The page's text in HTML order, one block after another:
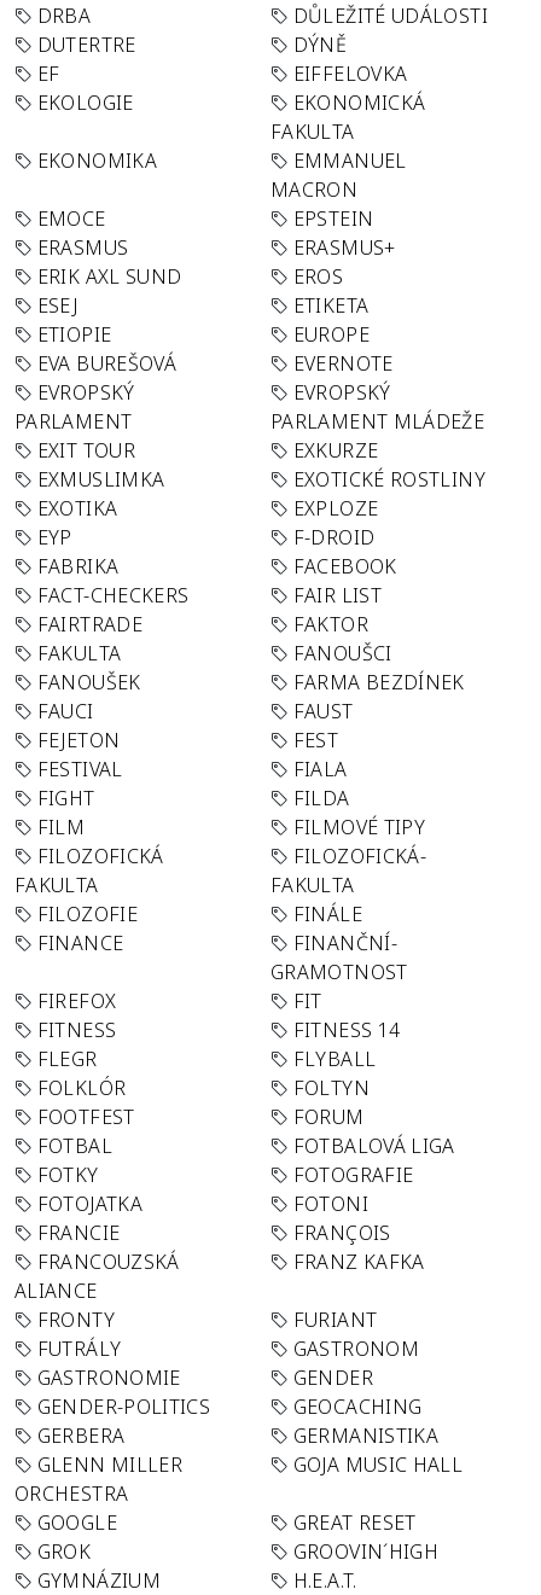
DRBA
DŮLEŽITÉ UDÁLOSTI
DUTERTRE
DÝNĚ
EF
EIFFELOVKA
EKOLOGIE
EKONOMICKÁ
FAKULTA
EKONOMIKA
EMMANUEL
MACRON
EMOCE
EPSTEIN
ERASMUS
ERASMUS+
ERIK AXL SUND
EROS
ESEJ
ETIKETA
ETIOPIE
EUROPE
EVA BUREŠOVÁ
EVERNOTE
EVROPSKÝ
PARLAMENT
EVROPSKÝ
PARLAMENT MLÁDEŽE
EXIT TOUR
EXKURZE
EXMUSLIMKA
EXOTICKÉ ROSTLINY
EXOTIKA
EXPLOZE
EYP
F-DROID
FABRIKA
FACEBOOK
FACT-CHECKERS
FAIR LIST
FAIRTRADE
FAKTOR
FAKULTA
FANOUŠCI
FANOUŠEK
FARMA BEZDÍNEK
FAUCI
FAUST
FEJETON
FEST
FESTIVAL
FIALA
FIGHT
FILDA
FILM
FILMOVÉ TIPY
FILOZOFICKÁ
FAKULTA
FILOZOFICKÁ-
FAKULTA
FILOZOFIE
FINÁLE
FINANCE
FINANČNÍ-
GRAMOTNOST
FIREFOX
FIT
FITNESS
FITNESS 14
FLEGR
FLYBALL
FOLKLÓR
FOLTYN
FOOTFEST
FORUM
FOTBAL
FOTBALOVÁ LIGA
FOTKY
FOTOGRAFIE
FOTOJATKA
FOTONI
FRANCIE
FRANÇOIS
FRANCOUZSKÁ
ALIANCE
FRANZ KAFKA
FRONTY
FURIANT
FUTRÁLY
GASTRONOM
GASTRONOMIE
GENDER
GENDER-POLITICS
GEOCACHING
GERBERA
GERMANISTIKA
GLENN MILLER
ORCHESTRA
GOJA MUSIC HALL
GOOGLE
GREAT RESET
GROK
GROOVIN´HIGH
GYMNÁZIUM
H.E.A.T.